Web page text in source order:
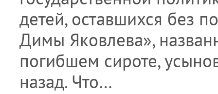
детей, оставшихся без
Димы Яковлева»,
погибшем сироте,
назад. Что…